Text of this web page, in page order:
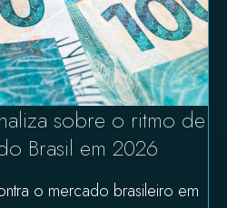
sobre o ritmo de
Brasil em 2026
o mercado brasileiro em